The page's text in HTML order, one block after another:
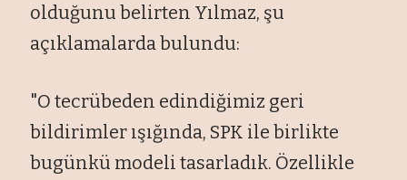
olduğunu belirten Yılmaz, şu
açıklamalarda bulundu:
"O tecrübeden edindiğimiz geri
bildirimler ışığında, SPK ile birlikte
bugünkü modeli tasarladık. Özellikle